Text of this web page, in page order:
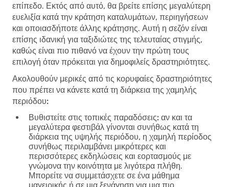
επίπεδο. Εκτός από αυτό, θα βρείτε επίσης μεγαλύτερη
ευελιξία κατά την κράτηση καταλυμάτων, περιηγήσεων
και οποιασδήποτε άλλης κράτησης. Αυτή η σεζόν είναι
επίσης ιδανική για ταξιδιώτες της τελευταίας στιγμής,
καθώς είναι πιο πιθανό να έχουν την πρώτη τους
επιλογή όταν πρόκειται για δημοφιλείς δραστηριότητες.
Ακολουθούν μερικές από τις κορυφαίες δραστηριότητες
που πρέπει να κάνετε κατά τη διάρκεια της χαμηλής
περιόδου:
Βυθιστείτε στις τοπικές παραδόσεις: αν και τα
μεγαλύτερα φεστιβάλ γίνονται συνήθως κατά τη
διάρκεια της υψηλής περιόδου, η χαμηλή περίοδος
συνήθως περιλαμβάνει μικρότερες και
περισσότερες εκδηλώσεις και εορτασμούς με
γνώμονα την κοινότητα με λιγότερα πλήθη.
Μπορείτε να συμμετάσχετε σε ένα μάθημα